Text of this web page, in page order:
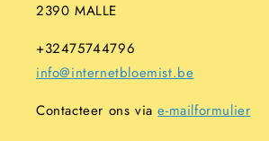
2390 MALLE
+32475744796
info@internetbloemist.be
Contacteer ons viae-mailformulier